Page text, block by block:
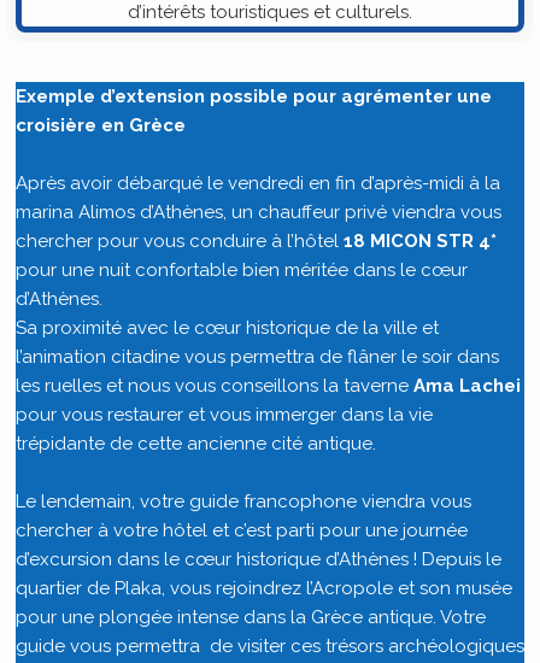
d’intérêts touristiques et culturels.
Exemple d’extension possible pour agrémenter une
croisière en Grèce
Après avoir débarqué le vendredi en fin d’après-midi à la
marina Alimos d’Athènes, un chauffeur privé viendra vous
chercher pour vous conduire à l’hôtel 18 MICON STR 4*
pour une nuit confortable bien méritée dans le cœur
d’Athènes.
Sa proximité avec le cœur historique de la ville et
l’animation citadine vous permettra de flâner le soir dans
les ruelles et nous vous conseillons la taverne Ama Lachei
pour vous restaurer et vous immerger dans la vie
trépidante de cette ancienne cité antique.
Le lendemain, votre guide francophone viendra vous
chercher à votre hôtel et c’est parti pour une journée
d’excursion dans le cœur historique d’Athènes ! Depuis le
quartier de Plaka, vous rejoindrez l’Acropole et son musée
pour une plongée intense dans la Grèce antique. Votre
guide vous permettra de visiter ces trésors archéologiques